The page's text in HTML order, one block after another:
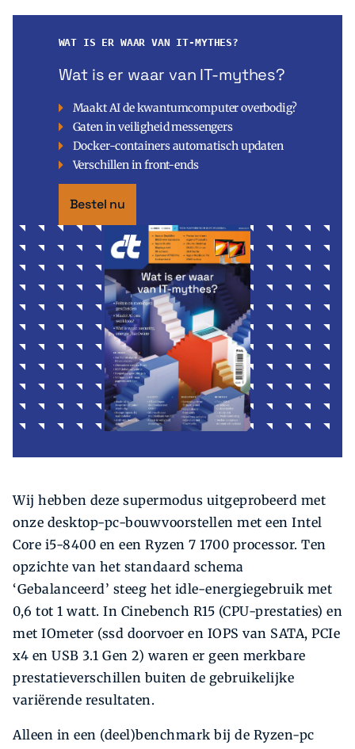
WAT IS ER WAAR VAN IT-MYTHES?
Wat is er waar van IT-mythes?
Maakt AI de kwantumcomputer overbodig?
Gaten in veiligheid messengers
Docker-containers automatisch updaten
Verschillen in front-ends
Bestel nu
Wij hebben deze supermodus uitgeprobeerd met
onze desktop-pc-bouwvoorstellen met een Intel
Core i5-8400 en een Ryzen 7 1700 processor. Ten
opzichte van het standaard schema
‘Gebalanceerd’ steeg het idle-energiegebruik met
0,6 tot 1 watt. In Cinebench R15 (CPU-prestaties) en
met IOmeter (ssd doorvoer en IOPS van SATA, PCIe
x4 en USB 3.1 Gen 2) waren er geen merkbare
prestatieverschillen buiten de gebruikelijke
variërende resultaten.
Alleen in een (deel)benchmark bij de Ryzen-pc